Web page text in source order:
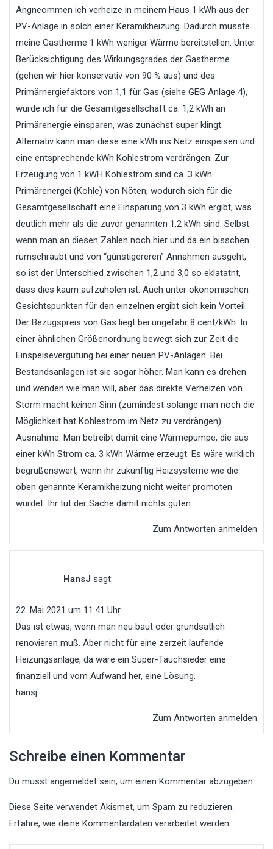
Angneommen ich verheize in meinem Haus 1 kWh aus der
PV-Anlage in solch einer Keramikheizung. Dadurch müsste
meine Gastherme 1 kWh weniger Wärme bereitstellen. Unter
Berücksichtigung des Wirkungsgrades der Gastherme
(gehen wir hier konservativ von 90 % aus) und des
Primärnergiefaktors von 1,1 für Gas (siehe GEG Anlage 4),
würde ich für die Gesamtgesellschaft ca. 1,2 kWh an
Primärenergie einsparen, was zunächst super klingt.
Alternativ kann man diese eine kWh ins Netz einspeisen und
eine entsprechende kWh Kohlestrom verdrängen. Zur
Erzeugung von 1 kWH Kohlestrom sind ca. 3 kWh
Primärenergei (Kohle) von Nöten, wodurch sich für die
Gesamtgesellschaft eine Einsparung von 3 kWh ergibt, was
deutlich mehr als die zuvor genannten 1,2 kWh sind. Selbst
wenn man an diesen Zahlen noch hier und da ein bisschen
rumschraubt und von “günstigereren” Annahmen ausgeht,
so ist der Unterschied zwischen 1,2 und 3,0 so eklatatnt,
dass dies kaum aufzuholen ist. Auch unter ökonomischen
Gesichtspunkten für den einzelnen ergibt sich kein Vorteil.
Der Bezugspreis von Gas liegt bei ungefähr 8 cent/kWh. In
einer ähnlichen Größenordnung bewegt sich zur Zeit die
Einspeisevergütung bei einer neuen PV-Anlagen. Bei
Bestandsanlagen ist sie sogar höher. Man kann es drehen
und wenden wie man will, aber das direkte Verheizen von
Storm macht keinen Sinn (zumindest solange man noch die
Möglichkeit hat Kohlestrom im Netz zu verdrängen).
Ausnahme: Man betreibt damit eine Wärmepumpe, die aus
einer kWh Strom ca. 3 kWh Wärme erzeugt. Es wäre wirklich
begrüßenswert, wenn ihr zukünftig Heizsysteme wie die
oben genannte Keramikheizung nicht weiter promoten
würdet. Ihr tut der Sache damit nichts guten.
Zum Antworten anmelden
HansJ sagt:
22. Mai 2021 um 11:41 Uhr
Das ist etwas, wenn man neu baut oder grundsätlich
renovieren muß. Aber nicht für eine zerzeit laufende
Heizungsanlage, da wäre ein Super-Tauchsieder eine
finanziell und vom Aufwand her, eine Lösung.
hansj
Zum Antworten anmelden
Schreibe einen Kommentar
Du musst angemeldet sein, um einen Kommentar abzugeben.
Diese Seite verwendet Akismet, um Spam zu reduzieren.
Erfahre, wie deine Kommentardaten verarbeitet werden..